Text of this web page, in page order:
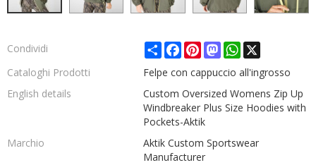
Condividi ShareFacebook
PinterestMastodonWhatsApp
X
Cataloghi Prodotti
Felpe con cappuccio all'ingrosso
English details
Custom Oversized Womens Zip Up
Windbreaker Plus Size Hoodies with
Pockets-Aktik
Marchio
Aktik Custom Sportswear
Manufacturer